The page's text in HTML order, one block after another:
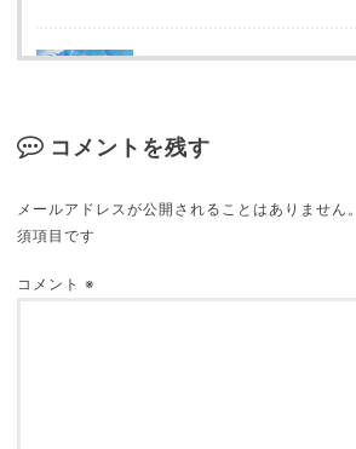
コメントを残す
メールアドレスが公開されることはありません。
須項目です
コメント ※